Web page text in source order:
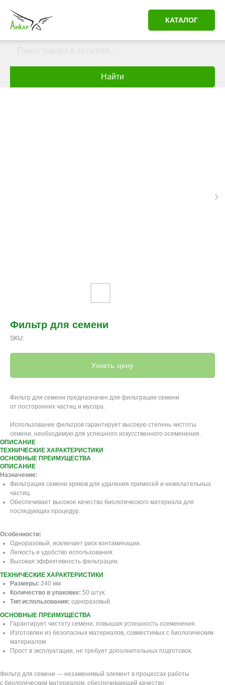
КАТАЛОГ
Найти
Фильтр для семени
SKU:
Узнать цену
Фильтр для семени предназначен для фильтрации семени
от посторонних частиц и мусора.
Использование фильтров гарантирует высокую степень чистоты
семени, необходимую для успешного искусственного осеменения.
ОПИСАНИЕ
ТЕХНИЧЕСКИЕ ХАРАКТЕРИСТИКИ
ОСНОВНЫЕ ПРЕИМУЩЕСТВА
ОПИСАНИЕ
Назначение:
Фильтрация семени хряков для удаления примесей и нежелательных
частиц.
Обеспечивает высокое качество биологического материала для
последующих процедур.
Особенности:
Одноразовый, исключает риск контаминации.
Легкость и удобство использования.
Высокая эффективность фильтрации.
ТЕХНИЧЕСКИЕ ХАРАКТЕРИСТИКИ
Размеры: 240 мм
Количество в упаковке: 50 штук.
Тип использования: одноразовый.
ОСНОВНЫЕ ПРЕИМУЩЕСТВА
Гарантирует чистоту семени, повышая успешность осеменения.
Изготовлен из безопасных материалов, совместимых с биологическим
материалом.
Прост в эксплуатации, не требует дополнительных подготовок.
Фильтр для семени — незаменимый элемент в процессах работы
с биологическим материалом, обеспечивающий качество